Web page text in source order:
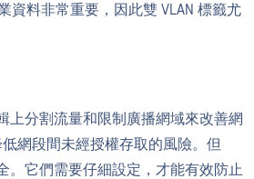
資料非常重要，因此雙 VLAN 標籤尤
上分割流量和限制廣播網域來改善網
網段間未經授權存取的風險。但
。它們需要仔細設定，才能有效防止